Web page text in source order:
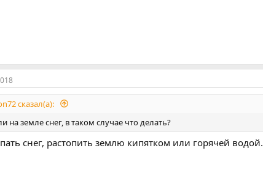
сказал(а):
на земле снег, в таком случае что делать?
снег, растопить землю кипятком или горячей водой.